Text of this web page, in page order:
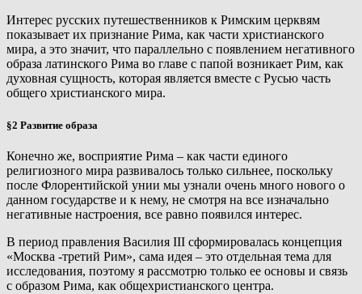
Интерес русских путешественников к Римским церквям
показывает их признание Рима, как части христианского
мира, а это значит, что параллельно с появлением негативного
образа латинского Рима во главе с папой возникает Рим, как
духовная сущность, которая является вместе с Русью часть
общего христианского мира.
§2 Развитие образа
Конечно же, восприятие Рима – как части единого
религиозного мира развивалось только сильнее, поскольку
после Флорентийской унии мы узнали очень много нового о
данном государстве и к нему, не смотря на все изначально
негативные настроения, все равно появился интерес.
В период правления Василия III сформировалась концепция
«Москва -третий Рим», сама идея – это отдельная тема для
исследования, поэтому я рассмотрю только ее основы и связь
с образом Рима, как общехристианского центра.